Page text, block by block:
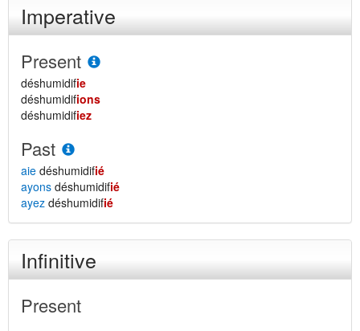
Imperative
Present
déshumidifie
déshumidifions
déshumidifiez
Past
aie déshumidifié
ayons déshumidifié
ayez déshumidifié
Infinitive
Present